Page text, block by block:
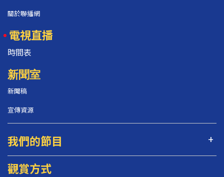
關於聯播網
電視直播
時間表
新聞室
新聞稿
宣傳資源
我們的節目
觀賞方式